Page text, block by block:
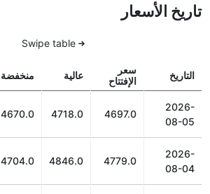
تاريخ الأسعار
Swipe table
التاريخ
سعر
الإفتتاح
عالية منخفضة
2026-
08-05
4697.0
4718.0
4670.0
2026-
08-04
4779.0
4846.0
4704.0